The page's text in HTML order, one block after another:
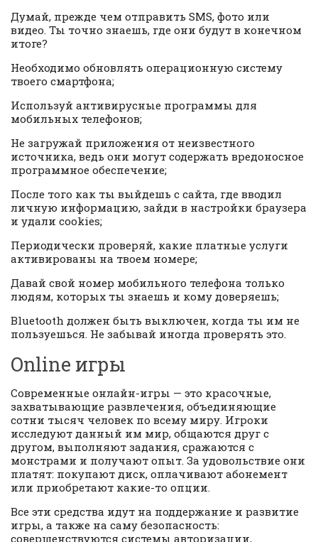
Думай, прежде чем отправить SMS, фото или
видео. Ты точно знаешь, где они будут в конечном
итоге?
Необходимо обновлять операционную систему
твоего смартфона;
Используй антивирусные программы для
мобильных телефонов;
Не загружай приложения от неизвестного
источника, ведь они могут содержать вредоносное
программное обеспечение;
После того как ты выйдешь с сайта, где вводил
личную информацию, зайди в настройки браузера
и удали cookies;
Периодически проверяй, какие платные услуги
активированы на твоем номере;
Давай свой номер мобильного телефона только
людям, которых ты знаешь и кому доверяешь;
Bluetooth должен быть выключен, когда ты им не
пользуешься. Не забывай иногда проверять это.
Online игры
Современные онлайн-игры — это красочные,
захватывающие развлечения, объединяющие
сотни тысяч человек по всему миру. Игроки
исследуют данный им мир, общаются друг с
другом, выполняют задания, сражаются с
монстрами и получают опыт. За удовольствие они
платят: покупают диск, оплачивают абонемент
или приобретают какие-то опции.
Все эти средства идут на поддержание и развитие
игры, а также на саму безопасность:
совершенствуются системы авторизации,